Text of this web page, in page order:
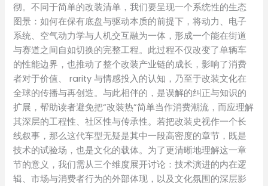
彻。不同于简单的改装清单，我们要呈现一个系统性的生态
图景：如何在保有底盘与驱动本质的前提下，将动力、电子
系统、空气动力学与人机交互融为一体，形成一个能在街道
与赛道之间自如切换的完整工程。此过程不仅改变了单辆车
的性能边界，也推动了整个改装产业链的成长，影响了消费
者对于价值、 rarity 与情感投入的认知，乃至于改装文化在
全球的传播与再创造。与此相伴的，是误解的纠正与知识的
扩展，帮助读者避免把“改装热”简单当作消费潮流，而应理解
其深层的工程性、社区性与传承性。若把改装史视作一个长
线叙事，那么这代车型无疑是其中一段高密度的章节，既是
技术的试验场，也是文化的载体。为了更清晰地理解这一章
节的意义，我们需从三个维度展开讨论：技术演进的内在逻
辑、市场与消费者行为的外部体现，以及文化氛围的深层影